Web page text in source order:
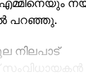
പറഞ്ഞു.
സംവിധായകന്‍